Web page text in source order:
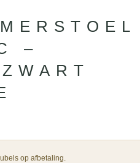
–
op afbetaling.